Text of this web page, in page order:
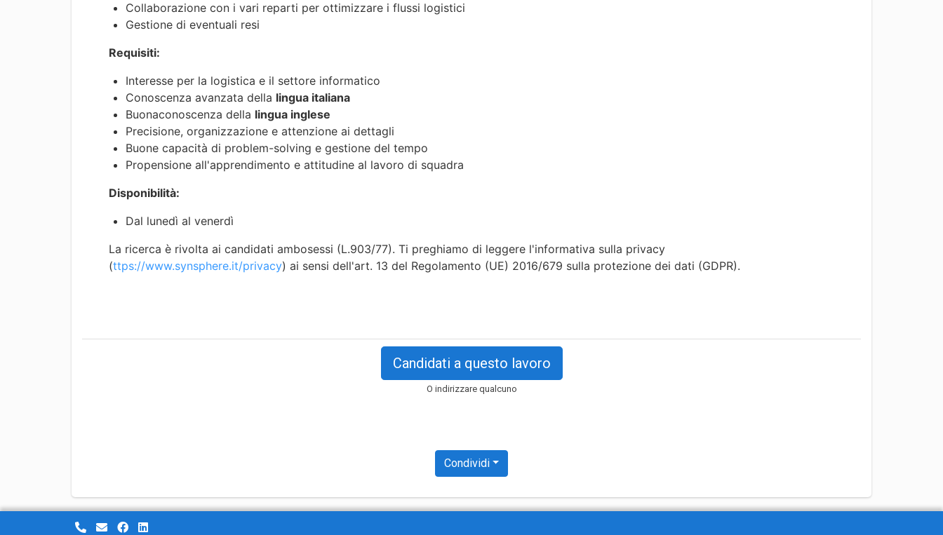
Collaborazione con i vari reparti per ottimizzare i flussi logistici
Gestione di eventuali resi
Requisiti:
Interesse per la logistica e il settore informatico
Conoscenza avanzata della lingua italiana
Buonaconoscenza della lingua inglese
Precisione, organizzazione e attenzione ai dettagli
Buone capacità di problem-solving e gestione del tempo
Propensione all'apprendimento e attitudine al lavoro di squadra
Disponibilità:
Dal lunedì al venerdì
La ricerca è rivolta ai candidati ambosessi (L.903/77). Ti preghiamo di leggere l'informativa sulla privacy
(ttps://www.synsphere.it/privacy) ai sensi dell'art. 13 del Regolamento (UE) 2016/679 sulla protezione dei dati (GDPR).
Candidati a questo lavoro
O indirizzare qualcuno
Condividi